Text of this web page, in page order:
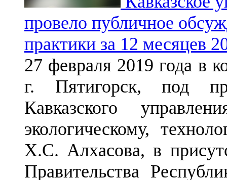
провело публичное
практики за 12 месяцев
27 февраля 2019 года в
г. Пятигорск, под
Кавказского
экологическому,
Х.С. Алхасова, в
Правительства